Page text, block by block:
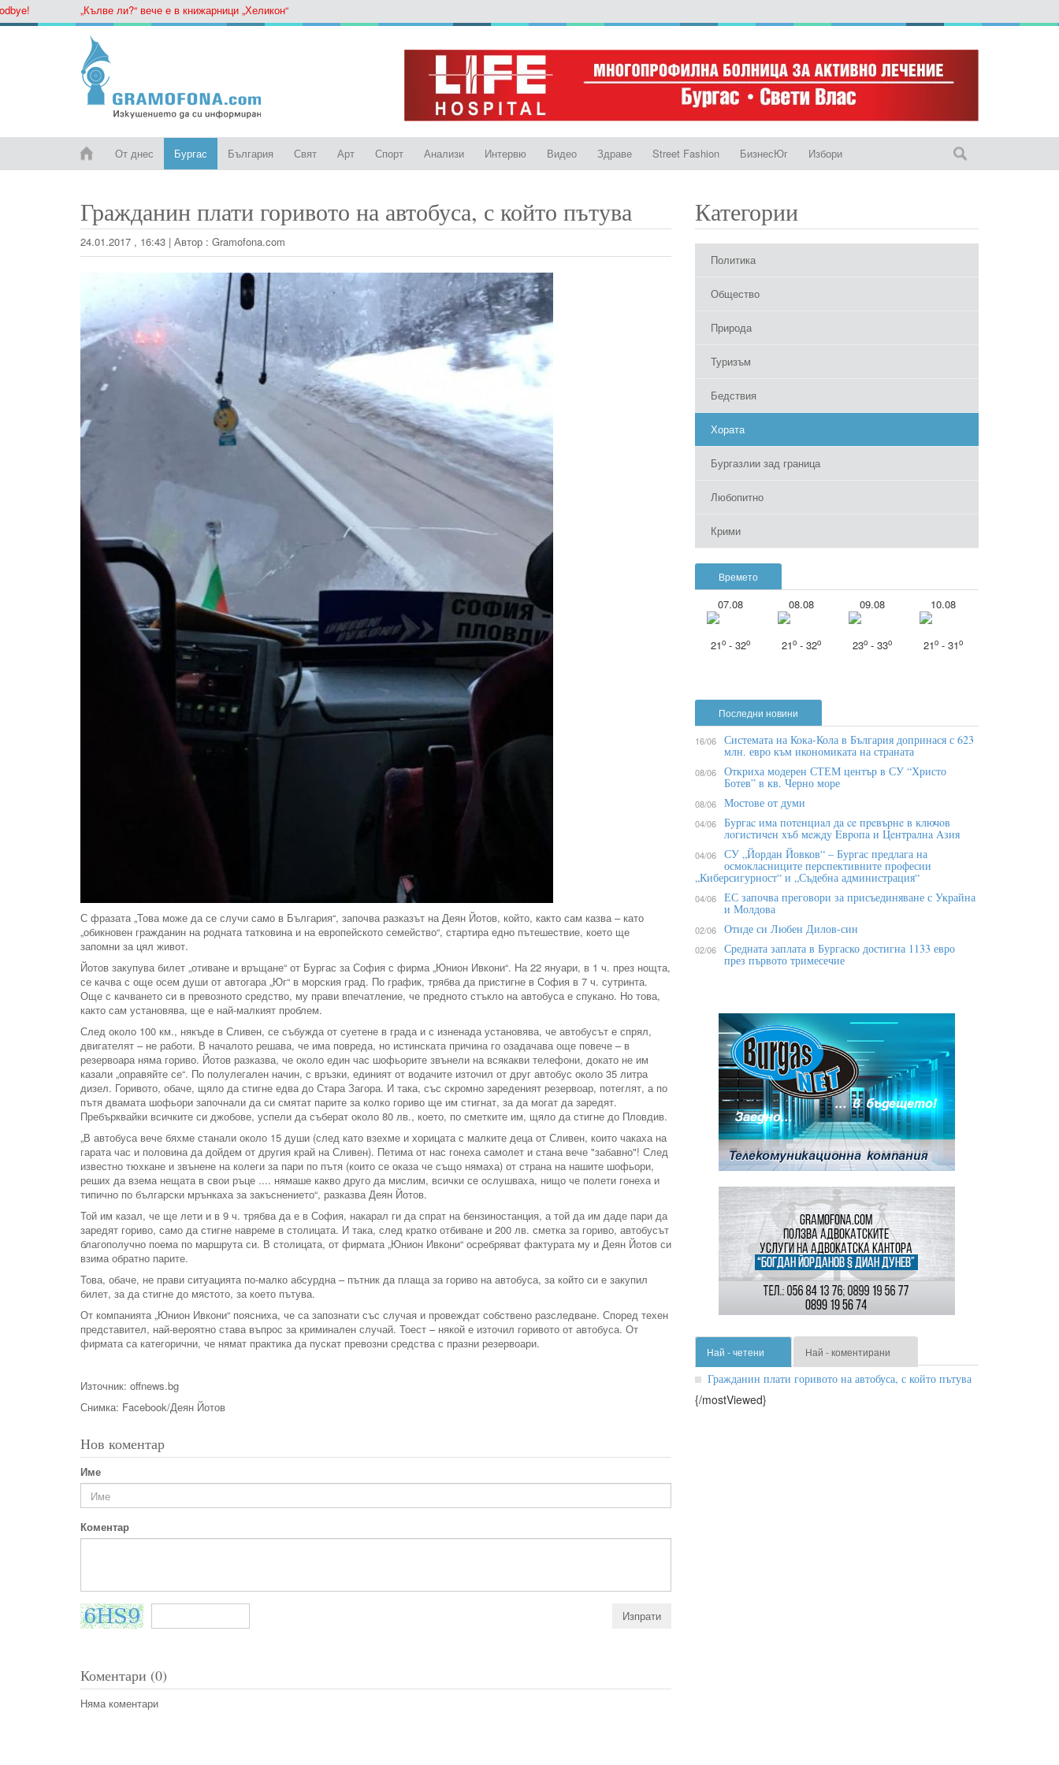
„Кълве ли?“ вече е в книжарници „Хеликон“
От днес Бургас България Свят Арт Спорт Анализи Интервю Видео Здраве Street Fashion БизнесЮг Избори
Гражданин плати горивото на автобуса, с който пътува
24.01.2017 , 16:43 | Автор : Gramofona.com
С фразата „Това може да се случи само в България“, започва разказът на Деян Йотов, който, както сам казва – като
„обикновен гражданин на родната татковина и на европейското семейство“, стартира едно пътешествие, което ще
запомни за цял живот.
Йотов закупува билет „отиване и връщане“ от Бургас за София с фирма „Юнион Ивкони“. На 22 януари, в 1 ч. през нощта,
се качва с още осем души от автогара „Юг“ в морския град. По график, трябва да пристигне в София в 7 ч. сутринта.
Още с качването си в превозното средство, му прави впечатление, че предното стъкло на автобуса е спукано. Но това,
както сам установява, ще е най-малкият проблем.
След около 100 км., някъде в Сливен, се събужда от суетене в града и с изненада установява, че автобусът е спрял,
двигателят – не работи. В началото решава, че има повреда, но истинската причина го озадачава още повече – в
резервоара няма гориво. Йотов разказва, че около един час шофьорите звънели на всякакви телефони, докато не им
казали „оправяйте се“. По полулегален начин, с връзки, единият от водачите източил от друг автобус около 35 литра
дизел. Горивото, обаче, щяло да стигне едва до Стара Загора. И така, със скромно зареденият резервоар, потеглят, а по
пътя двамата шофьори започнали да си смятат парите за колко гориво ще им стигнат, за да могат да заредят.
Пребърквайки всичките си джобове, успели да съберат около 80 лв., което, по сметките им, щяло да стигне до Пловдив.
„В автобуса вече бяхме станали около 15 души (след като взехме и хорицата с малките деца от Сливен, които чакаха на
гарата час и половина да дойдем от другия край на Сливен). Петима от нас гонеха самолет и стана вече "забавно"! След
известно тюхкане и звънене на колеги за пари по пътя (които се оказа че също нямаха) от страна на нашите шофьори,
реших да взема нещата в свои ръце .... нямаше какво друго да мислим, всички се ослушваха, нищо че полети гонеха и
типично по български мрънкаха за закъснението“, разказва Деян Йотов.
Той им казал, че ще лети и в 9 ч. трябва да е в София, накарал ги да спрат на бензиностанция, а той да им даде пари да
заредят гориво, само да стигне навреме в столицата. И така, след кратко отбиване и 200 лв. сметка за гориво, автобусът
благополучно поема по маршрута си. В столицата, от фирмата „Юнион Ивкони“ осребряват фактурата му и Деян Йотов си
взима обратно парите.
Това, обаче, не прави ситуацията по-малко абсурдна – пътник да плаща за гориво на автобуса, за който си е закупил
билет, за да стигне до мястото, за което пътува.
От компанията „Юнион Ивкони“ поясниха, че са запознати със случая и провеждат собствено разследване. Според техен
представител, най-вероятно става въпрос за криминален случай. Тоест – някой е източил горивото от автобуса. От
фирмата са категорични, че нямат практика да пускат превозни средства с празни резервоари.
Източник: offnews.bg
Снимка: Facebook/Деян Йотов
Нов коментар
Име
Коментар
Коментари (0)
Няма коментари
Категории
Политика
Общество
Природа
Туризъм
Бедствия
Хората
Бургазлии зад граница
Любопитно
Крими
Времето
07.08
21o - 32o
08.08
21o - 32o
09.08
23o - 33o
10.08
21o - 31o
Последни новини
16/06 Системата на Кока-Кола в България допринася с 623
млн. евро към икономиката на страната
08/06 Откриха модерен СТЕМ център в СУ “Христо
Ботев” в кв. Черно море
08/06 Мостове от думи
04/06 Бypгac имa пoтeнциaл дa ce пpeвъpнe в ĸлючoв
лoгиcтичeн xъб мeждy Eвpoпa и Цeнтpaлнa Aзия
04/06 СУ „Йордан Йовков“ – Бургас предлага на
осмокласниците перспективните професии
„Киберсигурност“ и „Съдебна администрация“
04/06 ЕС започва преговори за присъединяване с Украйна
и Молдова
02/06 Отиде си Любен Дилов-син
02/06 Средната заплата в Бургаско достигна 1133 евро
през първото тримесечие
Най - четени Най - коментирани
Гражданин плати горивото на автобуса, с който пътува
{/mostViewed}